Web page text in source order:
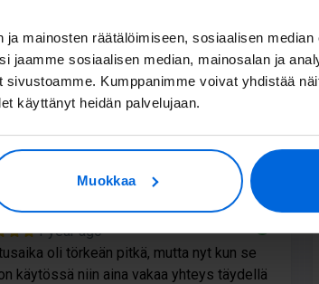
mainosten räätälöimiseen, sosiaalisen
jaamme sosiaalisen median, mainosalan ja
Kumppanimme voivat yhdistää
käyttänyt heidän palvelujaan.
Muokkaa
meistä
1 year ago
oli törkeän pitkä, mutta nyt kun se
käytössä niin aina vakaa yhteys täydellä